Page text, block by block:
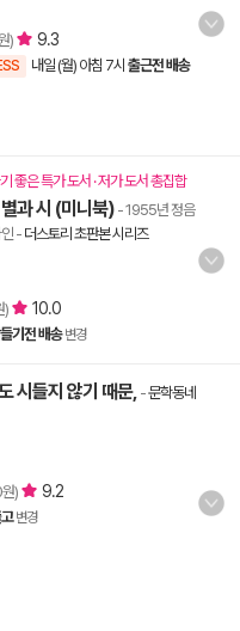
) 9.3
내일 (월) 아침 7시 출근전 배송
좋은 특가 도서 · 저가 도서 총집합
과 시 (미니북) - 1955년 정음
- 더스토리 초판본 시리즈
) 10.0
기전 배송 변경
시들지 않기 때문,-문학동네
) 9.2
변경